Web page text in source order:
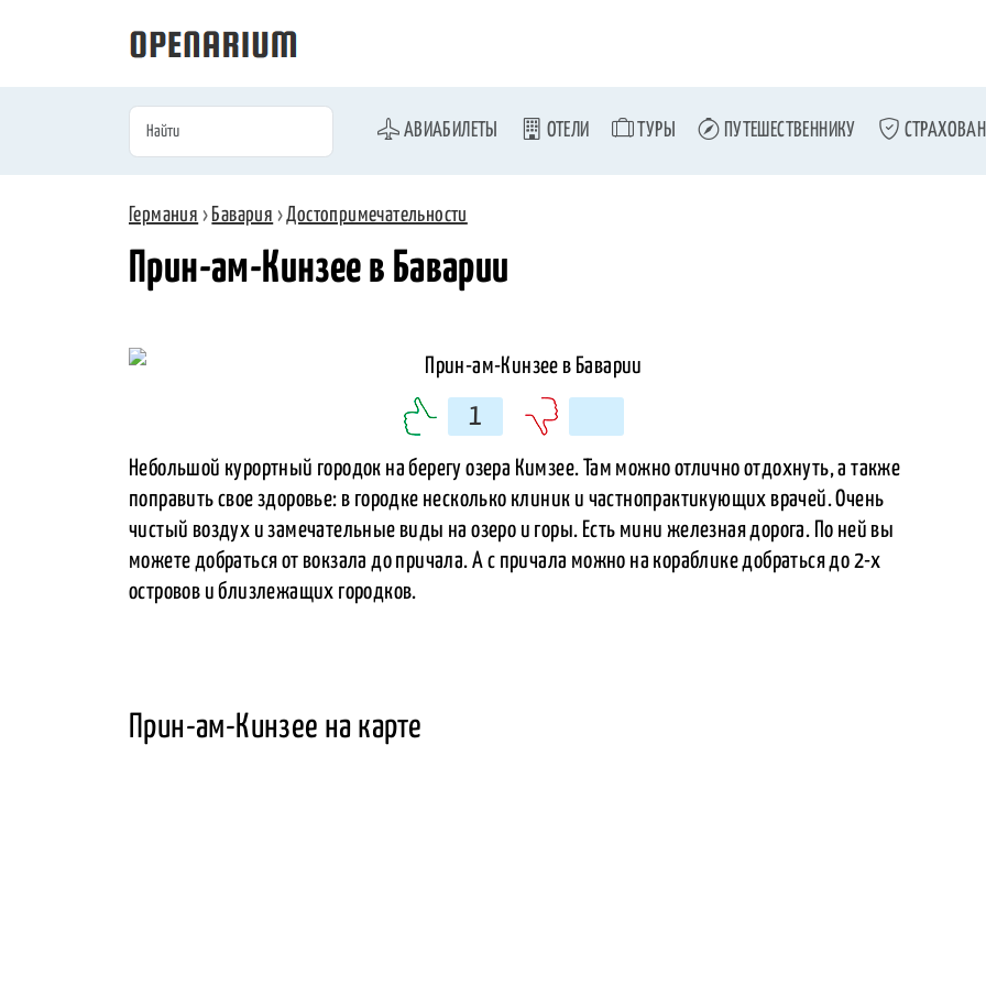
АВИАБИЛЕТЫ ОТЕЛИ ТУРЫ ПУТЕШЕСТВЕННИКУ
Германия › Бавария ›Достопримечательности
Прин-ам-Кинзее в Баварии
1
Небольшой курортный городок на берегу озера Кимзее. Там можно отлично отдохнуть, а также
поправить свое здоровье: в городке несколько клиник и частнопрактикующих врачей. Очень
чистый воздух и замечательные виды на озеро и горы. Есть мини железная дорога. По ней вы
можете добраться от вокзала до причала. А с причала можно на кораблике добраться до 2-х
островов и близлежащих городков.
Прин-ам-Кинзее на карте